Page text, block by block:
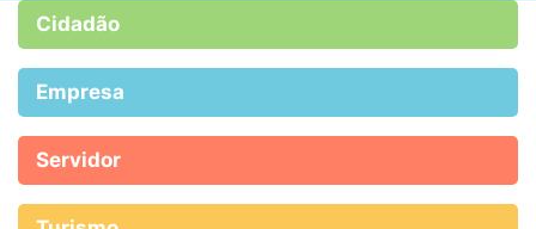
Cidadão
Empresa
Servidor